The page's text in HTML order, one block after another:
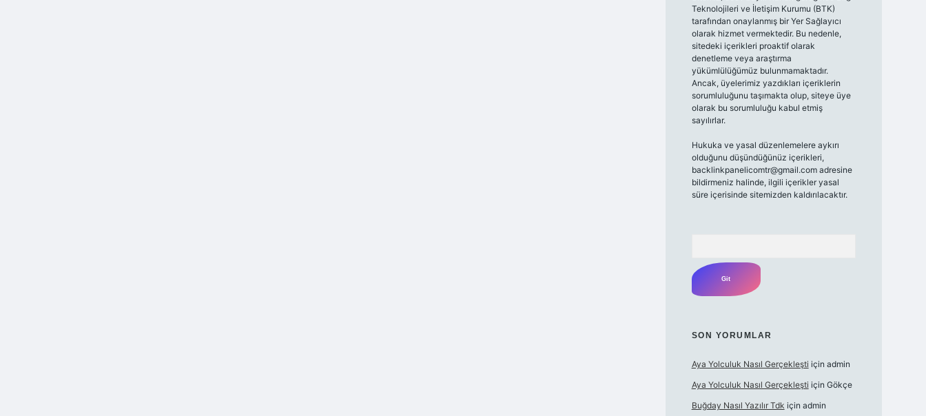
Teknolojileri ve İletişim Kurumu (BTK)
tarafından onaylanmış bir Yer Sağlayıcı
olarak hizmet vermektedir. Bu nedenle,
sitedeki içerikleri proaktif olarak
denetleme veya araştırma
yükümlülüğümüz bulunmamaktadır.
Ancak, üyelerimiz yazdıkları içeriklerin
sorumluluğunu taşımakta olup, siteye üye
olarak bu sorumluluğu kabul etmiş
sayılırlar.
Hukuka ve yasal düzenlemelere aykırı
olduğunu düşündüğünüz içerikleri,
backlinkpanelicomtr@gmail.com adresine
bildirmeniz halinde, ilgili içerikler yasal
süre içerisinde sitemizden kaldırılacaktır.
SON YORUMLAR
Aya Yolculuk Nasıl Gerçekleşti için admin
Aya Yolculuk Nasıl Gerçekleşti için Gökçe
Buğday Nasıl Yazılır Tdk için admin